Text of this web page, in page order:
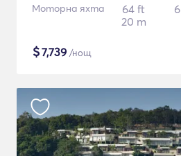
Моторна яхта
64 ft
20 m
6
$7,739 /нощ